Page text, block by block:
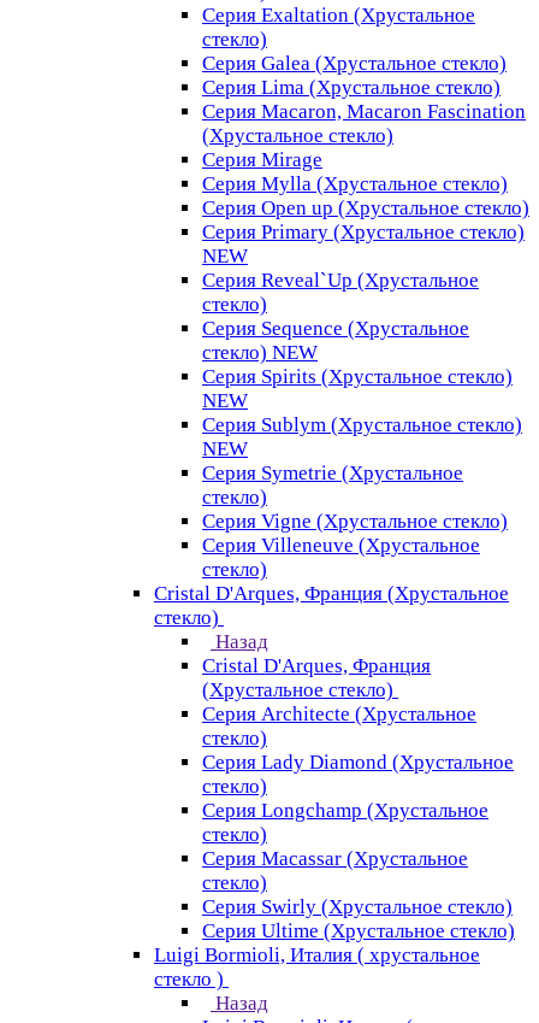
Серия Exaltation (Хрустальное
стекло)
Серия Galea (Хрустальное стекло)
Серия Lima (Хрустальное стекло)
Серия Macaron, Macaron Fascination
(Хрустальное стекло)
Серия Mirage
Серия Mylla (Хрустальное стекло)
Серия Open up (Хрустальное стекло)
Серия Primary (Хрустальное стекло)
NEW
Серия Reveal`Up (Хрустальное
стекло)
Серия Sequence (Хрустальное
стекло) NEW
Серия Spirits (Хрустальное стекло)
NEW
Серия Sublym (Хрустальное стекло)
NEW
Серия Symetrie (Хрустальное
стекло)
Серия Vigne (Хрустальное стекло)
Серия Villeneuve (Хрустальное
стекло)
Cristal D'Arques, Франция (Хрустальное
стекло)
Назад
Cristal D'Arques, Франция
(Хрустальное стекло)
Серия Architecte (Хрустальное
стекло)
Серия Lady Diamond (Хрустальное
стекло)
Серия Longchamp (Хрустальное
стекло)
Серия Macassar (Хрустальное
стекло)
Серия Swirly (Хрустальное стекло)
Серия Ultime (Хрустальное стекло)
Luigi Bormioli, Италия ( хрустальное
стекло )
Назад